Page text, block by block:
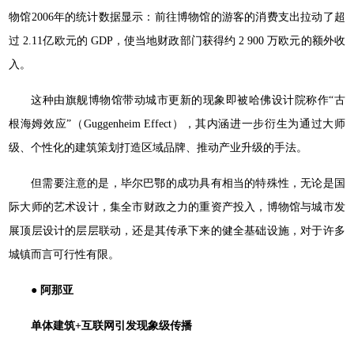
物馆2006年的统计数据显示：前往博物馆的游客的消费支出拉动了超
过 2.11亿欧元的 GDP，使当地财政部门获得约 2 900 万欧元的额外收
入。
这种由旗舰博物馆带动城市更新的现象即被哈佛设计院称作“古
根海姆效应”（Guggenheim Effect），其内涵进一步衍生为通过大师
级、个性化的建筑策划打造区域品牌、推动产业升级的手法。
但需要注意的是，毕尔巴鄂的成功具有相当的特殊性，无论是国
际大师的艺术设计，集全市财政之力的重资产投入，博物馆与城市发
展顶层设计的层层联动，还是其传承下来的健全基础设施，对于许多
城镇而言可行性有限。
● 阿那亚
单体建筑+互联网引发现象级传播